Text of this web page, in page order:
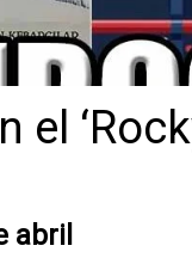
abril